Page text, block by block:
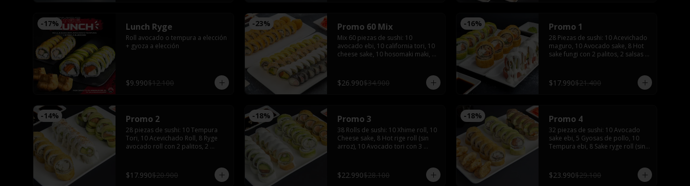
-17% Lunch Ryge
Roll avocado o tempura a elección
+ gyoza a elección
$9.990$12.100
-23% Promo 60 Mix
Mix 60 piezas de sushi: 10
avocado ebi, 10 california tori, 10
cheese sake, 10 hosomaki maki, 10
jengibre, wasabi, 4 palitos
$26.990$34.900
-16% Promo 1
28 Piezas de sushi: 10 Acevichado
maguro, 10 Avocado sake, 8 Hot
sake fungi con 2 palitos, 2 salsas
$17.990$21.400
-14% Promo 2
28 piezas de sushi: 10 Tempura
Tori, 10 Acevichado Roll, 8 Ryge
avocado roll con 2 palitos, 2
$17.990$20.900
-18% Promo 3
38 Rolls de sushi: 10 Xhime roll, 10
Cheese sake, 8 Hot rige roll (sin
arroz), 10 Avocado tori con 3
$22.990$28.100
-18% Promo 4
32 piezas de sushi: 10 Avocado
sake ebi, 5 Gyosas de pollo, 10
Tempura ebi, 8 Sake ryge roll (sin
bebida de 1.5 Litros
$23.990$29.100